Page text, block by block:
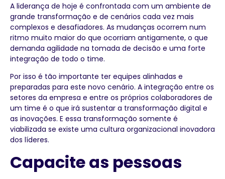
A liderança de hoje é confrontada com um ambiente de
grande transformação e de cenários cada vez mais
complexos e desafiadores. As mudanças ocorrem num
ritmo muito maior do que ocorriam antigamente, o que
demanda agilidade na tomada de decisão e uma forte
integração de todo o time.
Por isso é tão importante ter equipes alinhadas e
preparadas para este novo cenário. A integração entre os
setores da empresa e entre os próprios colaboradores de
um time é o que irá sustentar a transformação digital e
as inovações. E essa transformação somente é
viabilizada se existe uma cultura organizacional inovadora
dos líderes.
Capacite as pessoas